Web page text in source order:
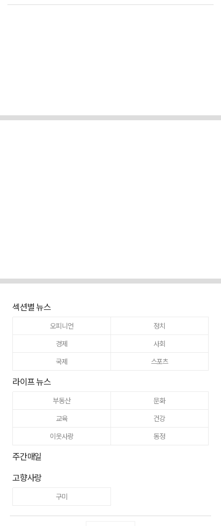
섹션별 뉴스
오피니언
정치
경제
사회
국제
스포츠
라이프 뉴스
부동산
문화
교육
건강
이웃사랑
동정
주간매일
고향사랑
구미